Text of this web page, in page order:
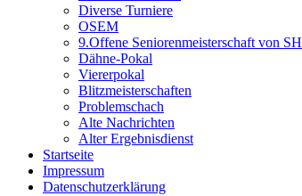
Diverse Turniere
OSEM
9.Offene Seniorenmeisterschaft von SH
Dähne-Pokal
Viererpokal
Blitzmeisterschaften
Problemschach
Alte Nachrichten
Alter Ergebnisdienst
Startseite
Impressum
Datenschutzerklärung